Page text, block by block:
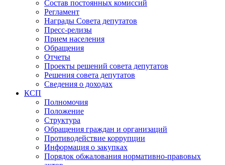
Состав постоянных комиссий
Регламент
Награды Совета депутатов
Пресс-релизы
Прием населения
Обращения
Отчеты
Проекты решений совета депутатов
Решения совета депутатов
Сведения о доходах
КСП
Полномочия
Положение
Структура
Обращения граждан и организаций
Противодействие коррупции
Информация о закупках
Порядок обжалования нормативно-правовых